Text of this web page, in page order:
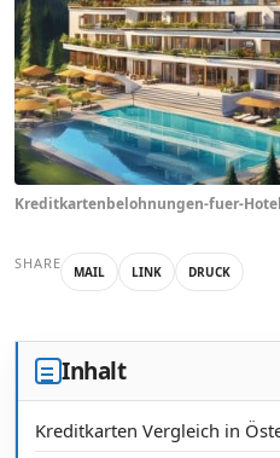
Kreditkartenbelohnungen-fuer-
SHARE MAIL LINK DRUCK
Inhalt
Kreditkarten Vergleich in